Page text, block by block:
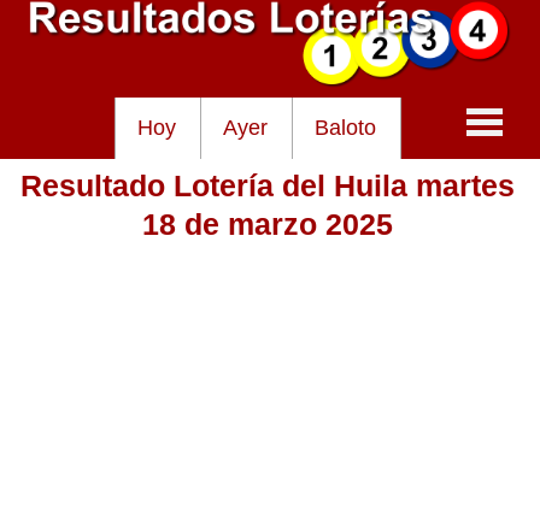
Hoy Ayer Baloto
Baloto
Resultado Lotería del Huila martes
18 de marzo 2025